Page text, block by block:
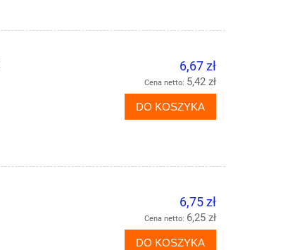
6,67 zł
Cena netto: 5,42 zł
DO KOSZYKA
6,75 zł
Cena netto: 6,25 zł
DO KOSZYKA